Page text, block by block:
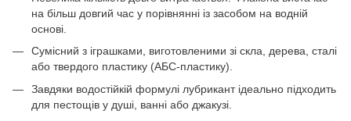
на більш довгий час у порівнянні із засобом на водній
основі.
Сумісний з іграшками, виготовленими зі скла, дерева, сталі
або твердого пластику (АБС-пластику).
Завдяки водостійкій формулі лубрикант ідеально підходить
для пестощів у душі, ванні або джакузі.